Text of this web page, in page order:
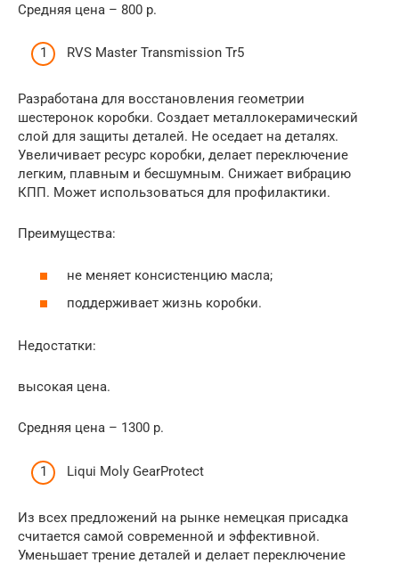
Средняя цена – 800 р.
RVS Master Transmission Tr5
Разработана для восстановления геометрии
шестеронок коробки. Создает металлокерамический
слой для защиты деталей. Не оседает на деталях.
Увеличивает ресурс коробки, делает переключение
легким, плавным и бесшумным. Снижает вибрацию
КПП. Может использоваться для профилактики.
Преимущества:
не меняет консистенцию масла;
поддерживает жизнь коробки.
Недостатки:
высокая цена.
Средняя цена – 1300 р.
Liqui Moly GearProtect
Из всех предложений на рынке немецкая присадка
считается самой современной и эффективной.
Уменьшает трение деталей и делает переключение